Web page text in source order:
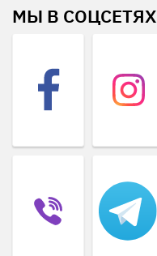
МЫ В СОЦСЕТЯХ